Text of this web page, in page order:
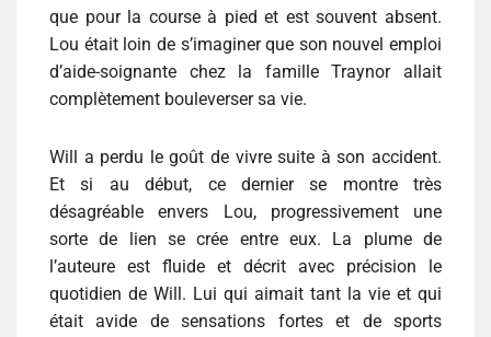
que pour la course à pied et est souvent absent.
Lou était loin de s’imaginer que son nouvel emploi
d’aide-soignante chez la famille Traynor allait
complètement bouleverser sa vie.
Will a perdu le goût de vivre suite à son accident.
Et si au début, ce dernier se montre très
désagréable envers Lou, progressivement une
sorte de lien se crée entre eux. La plume de
l’auteure est fluide et décrit avec précision le
quotidien de Will. Lui qui aimait tant la vie et qui
était avide de sensations fortes et de sports